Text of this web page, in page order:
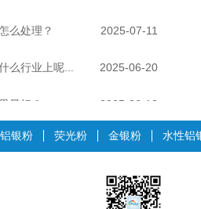
会更好？ 2025-06-11
粉使用？ 2025-06-05
铝银粉 荧光粉 金银粉 水性铝